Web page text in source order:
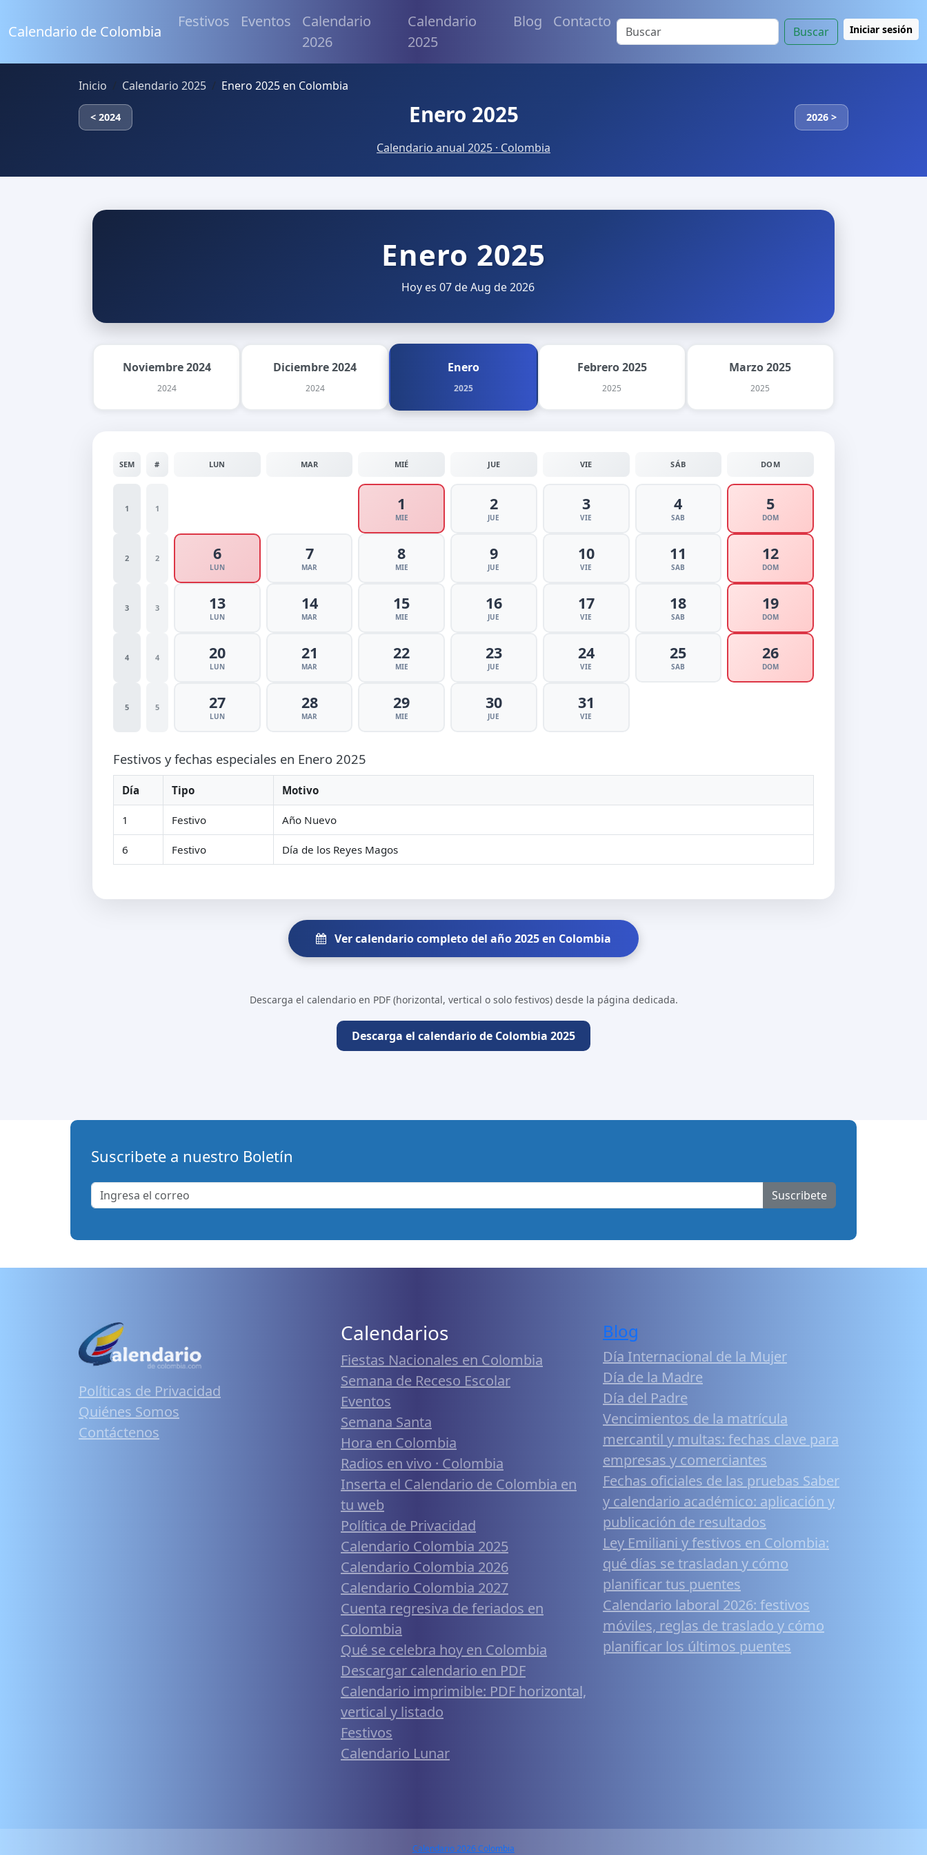
Calendario de Colombia
Festivos Eventos
Calendario
2026
Calendario
2025
Blog Contacto
Buscar Iniciar sesión
Inicio Calendario 2025 Enero 2025 en Colombia
< 2024 Enero 2025 2026 >
Calendario anual 2025 · Colombia
Enero 2025
Hoy es 07 de Aug de 2026
Noviembre 2024
2024
Diciembre 2024
2024
Enero
2025
Febrero 2025
2025
Marzo 2025
2025
SEM # LUN MAR MIÉ JUE VIE SÁB DOM
1 1 1
MIE
2
JUE
3
VIE
4
SAB
5
DOM
2 2 6
LUN
7
MAR
8
MIE
9
JUE
10
VIE
11
SAB
12
DOM
3 3 13
LUN
14
MAR
15
MIE
16
JUE
17
VIE
18
SAB
19
DOM
4 4 20
LUN
21
MAR
22
MIE
23
JUE
24
VIE
25
SAB
26
DOM
5 5 27
LUN
28
MAR
29
MIE
30
JUE
31
VIE
Festivos y fechas especiales en Enero 2025
Día Tipo Motivo
1 Festivo Año Nuevo
6 Festivo Día de los Reyes Magos
Ver calendario completo del año 2025 en Colombia
Descarga el calendario en PDF (horizontal, vertical o solo festivos) desde la página dedicada.
Descarga el calendario de Colombia 2025
Suscribete a nuestro Boletín
Suscribete
Políticas de Privacidad
Quiénes Somos
Contáctenos
Calendarios
Fiestas Nacionales en Colombia
Semana de Receso Escolar
Eventos
Semana Santa
Hora en Colombia
Radios en vivo · Colombia
Inserta el Calendario de Colombia en
tu web
Política de Privacidad
Calendario Colombia 2025
Calendario Colombia 2026
Calendario Colombia 2027
Cuenta regresiva de feriados en
Colombia
Qué se celebra hoy en Colombia
Descargar calendario en PDF
Calendario imprimible: PDF horizontal,
vertical y listado
Festivos
Calendario Lunar
Blog
Día Internacional de la Mujer
Día de la Madre
Día del Padre
Vencimientos de la matrícula
mercantil y multas: fechas clave para
empresas y comerciantes
Fechas oficiales de las pruebas Saber
y calendario académico: aplicación y
publicación de resultados
Ley Emiliani y festivos en Colombia:
qué días se trasladan y cómo
planificar tus puentes
Calendario laboral 2026: festivos
móviles, reglas de traslado y cómo
planificar los últimos puentes
Calendario 2026 Colombia